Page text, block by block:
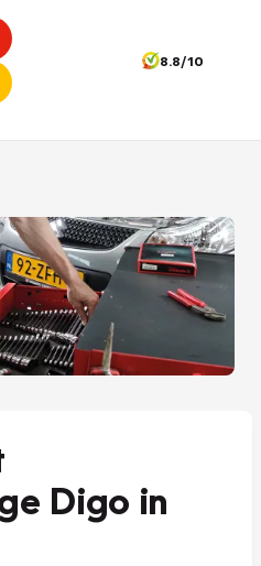
8.8/10
Digo in